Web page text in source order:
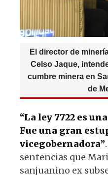
El director de
Celso Jaque,
cumbre minera en
de
“La ley 7722 es
Fue una gran
vicegobernadora”
sentencias que
sanjuanino ex